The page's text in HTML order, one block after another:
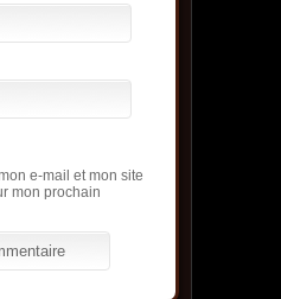
e-mail et mon site
mon prochain